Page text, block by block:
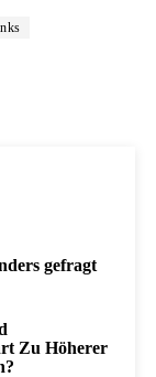
gefragt
Zu Höherer